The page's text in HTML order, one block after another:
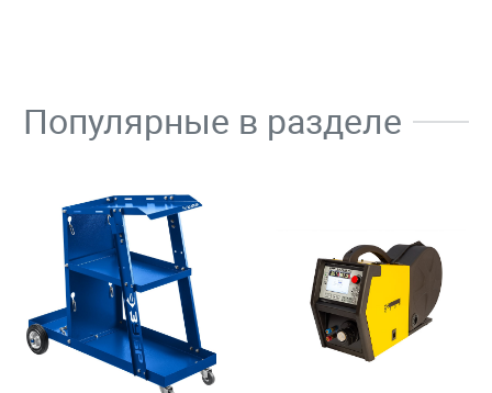
Популярные в разделе